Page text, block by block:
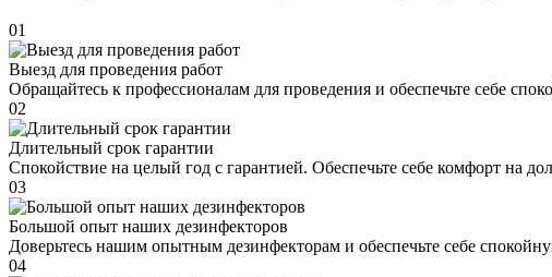
01
Выезд для проведения работ
Обращайтесь к профессионалам для проведения и обеспечьте себе
02
Длительный срок гарантии
Спокойствие на целый год с гарантией. Обеспечьте себе комфорт на
03
Большой опыт наших дезинфекторов
Доверьтесь нашим опытным дезинфекторам и обеспечьте себе
04